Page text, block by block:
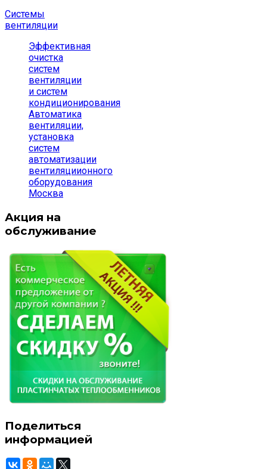
Системы
вентиляции
Эффективная
очистка
систем
вентиляции
и систем
кондиционирования
Автоматика
вентиляции,
установка
систем
автоматизации
вентиляциионного
оборудования
Москва
Акция на
обслуживание
Поделиться
информацией